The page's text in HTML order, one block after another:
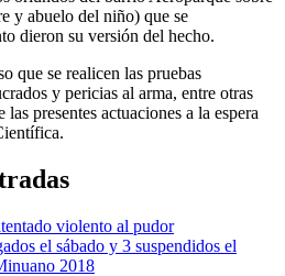
y abuelo del niño) que se
dieron su versión del hecho.
que se realicen las pruebas
y pericias al arma, entre otras
presentes actuaciones a la espera
violento al pudor
el sábado y 3 suspendidos el
2018